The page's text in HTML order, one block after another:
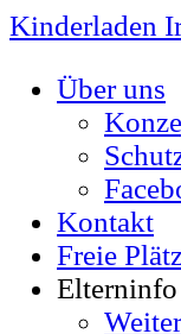
Kinderladen
Über uns
Kontakt
Freie
Elterninfo